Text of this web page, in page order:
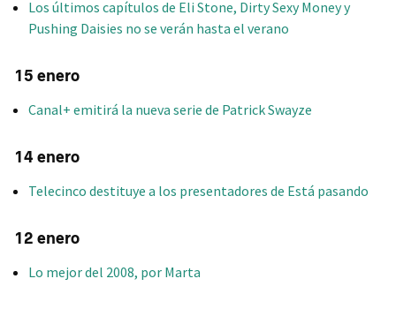
Los últimos capítulos de Eli Stone, Dirty Sexy Money y
Pushing Daisies no se verán hasta el verano
15 enero
Canal+ emitirá la nueva serie de Patrick Swayze
14 enero
Telecinco destituye a los presentadores de Está pasando
12 enero
Lo mejor del 2008, por Marta